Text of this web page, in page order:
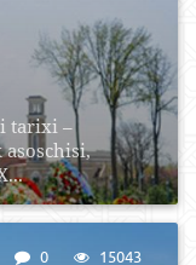
tarixi –
0 15043